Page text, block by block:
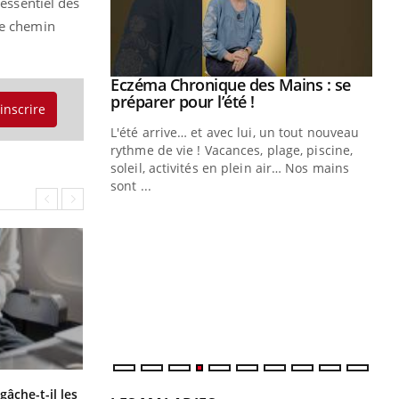
chemin
t-il les
: et si on
de type 2
Youtube
Eczéma Chronique des Mains : se
préparer pour l’été !Youtube
L'été arrive… et avec lui, un tout nouveau
rythme de vie ! Vacances, plage, piscine,
soleil, activités en plein air… Nos mains
sont ...